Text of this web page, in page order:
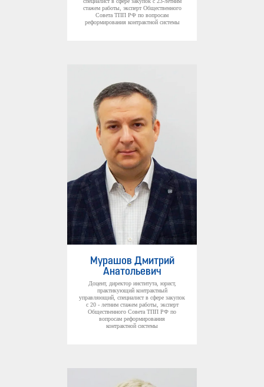
стажем работы, эксперт Общественного
Совета ТПП РФ по вопросам
реформирования контрактной системы
Мурашов Дмитрий
Анатольевич
Доцент, директор института, юрист,
практикующий контрактный
управляющий, специалист в сфере закупок
с 20 - летним стажем работы, эксперт
Общественного Совета ТПП РФ по
вопросам реформирования
контрактной системы